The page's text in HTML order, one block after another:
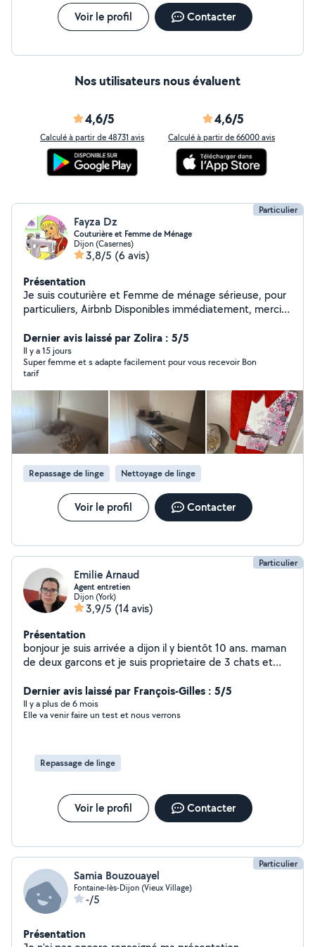
Professionnalisme Discrétion Fiabilité
Voir le profil Contacter
Nos utilisateurs nous évaluent
4,6/5
Calculé à partir de 48731 avis
4,6/5
Calculé à partir de 66000 avis
Particulier
Fayza Dz
Couturière et Femme de Ménage
Dijon (Casernes)
3,8/5 (6 avis)
Présentation
Je suis couturière et Femme de ménage sérieuse, pour
particuliers, Airbnb Disponibles immédiatement, merci
Dernier avis laissé par Zolira : 5/5
Il y a 15 jours
Super femme et s adapte facilement pour vous recevoir Bon
tarif
Repassage de linge Nettoyage de linge
Voir le profil Contacter
Particulier
Emilie Arnaud
Agent entretien
Dijon (York)
3,9/5 (14 avis)
Présentation
bonjour je suis arrivée a dijon il y bientôt 10 ans. maman
de deux garcons et je suis proprietaire de 3 chats et
enfants. j'ai travaillé dans le ménage,garde d animaux.
Dernier avis laissé par François-Gilles : 5/5
Il y a plus de 6 mois
Elle va venir faire un test et nous verrons
Repassage de linge
Voir le profil Contacter
Particulier
Samia Bouzouayel
Fontaine-lès-Dijon (Vieux Village)
-/5
Présentation